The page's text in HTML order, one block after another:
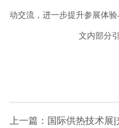
动交流，进一步提升参展体验
文内部分
上一篇：国际供热技术